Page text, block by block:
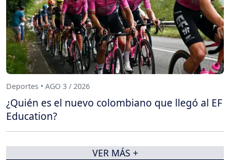
Deportes • AGO 3 / 2026
¿Quién es el nuevo colombiano que llegó al EF
Education?
VER MÁS +